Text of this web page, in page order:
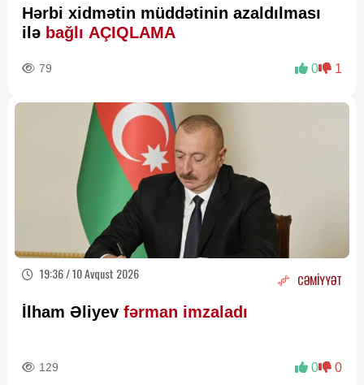
Hərbi xidmətin müddətinin azaldılması
ilə bağlı AÇIQLAMA
79 0 1
19:36 / 10 Avqust 2026 CƏMİYYƏT
İlham Əliyev fərman imzaladı
129 0 0